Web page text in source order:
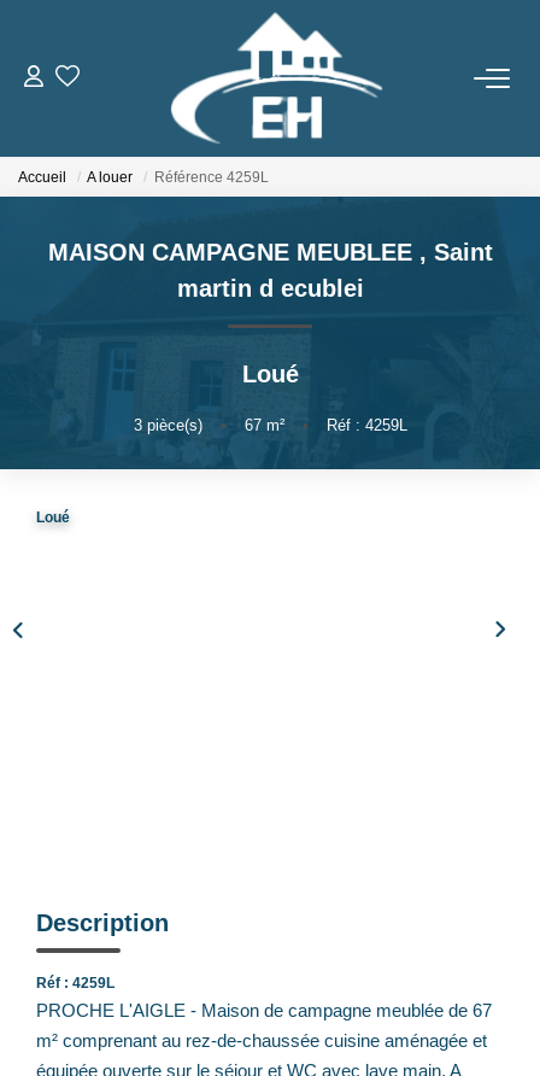
ACHETER
LOUER
Nos Biens
Gestion Locative
ESTIMER
Accueil A louer Référence 4259L
MAISON CAMPAGNE MEUBLEE , Saint
martin d ecublei
Loué
3pièce(s) • 67m² • Réf : 4259L
Loué
Description
Réf : 4259L
PROCHE L'AIGLE - Maison de campagne meublée de 67
m² comprenant au rez-de-chaussée cuisine aménagée et
équipée ouverte sur le séjour et WC avec lave main. A